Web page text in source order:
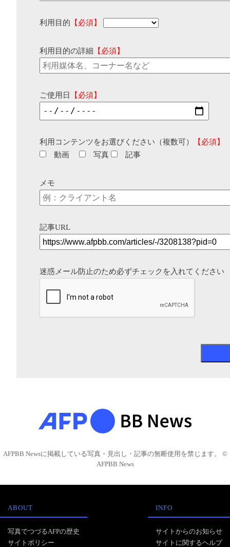
利用目的 【必須】
利用目的の詳細 【必須】
ご使用日 【必須】
利用コンテンツをお選びください（複数可）
【必須】
動画
写真 記事
メモ
記事URL
迷惑メール防止のため必ずチェックを入れてください
AFPBB Newsに掲載している写真・見出し・記事の無断使用を禁じます。 ©
AFPBB News
ABOUT
写真でつづるAFPの歴史
サイトポリシー
INFO
サイトからのお知らせ
サイトに関するヘルプ